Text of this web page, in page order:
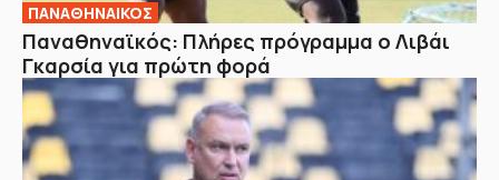
ΠΑΝΑΘΗΝΑΙΚΟΣ
Παναθηναϊκός: Πλήρες πρόγραμμα ο Λιβάι
Γκαρσία για πρώτη φορά